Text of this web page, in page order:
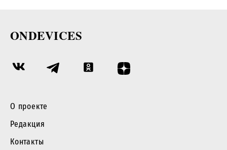
ONDEVICES
О проекте
Редакция
Контакты